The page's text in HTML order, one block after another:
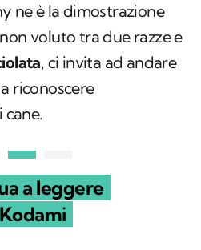
ne è la dimostrazione
voluto tra due razze e
, ci invita ad andare
riconoscere
a leggere